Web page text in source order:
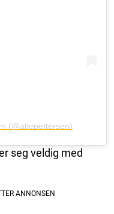
(@atlepettersen)
seg veldig med